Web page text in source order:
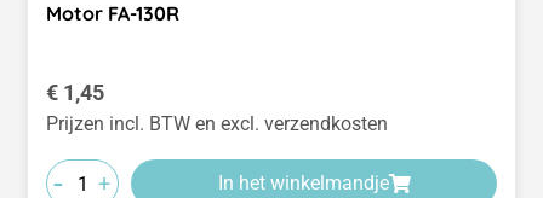
Motor FA-130R
Normale prijs:
€ 1,45
Prijzen incl. BTW en excl. verzendkosten
- + In het winkelmandje